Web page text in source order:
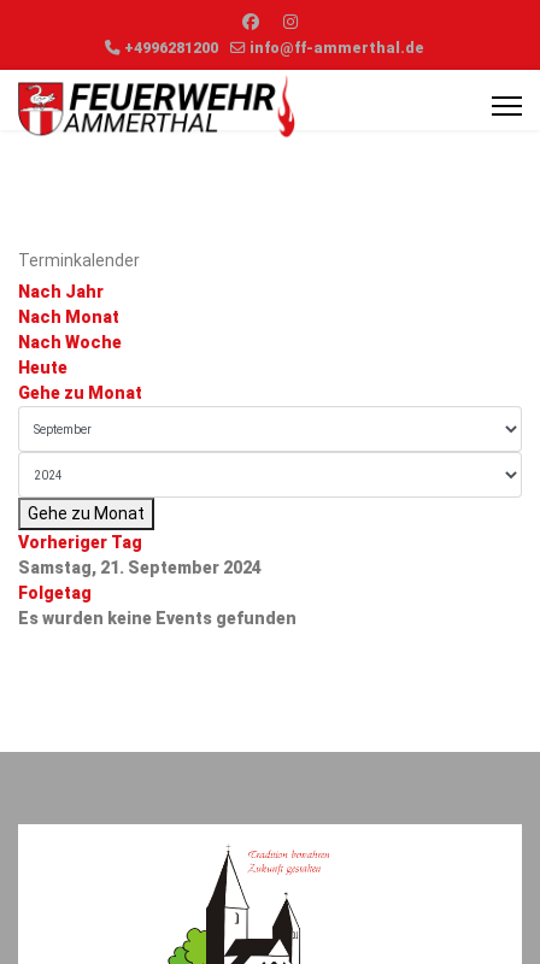
+4996281200 info@ff-ammerthal.de
Terminkalender
Nach Jahr
Nach Monat
Nach Woche
Heute
Gehe zu Monat
Gehe zu Monat
Vorheriger Tag
Samstag, 21. September 2024
Folgetag
Es wurden keine Events gefunden